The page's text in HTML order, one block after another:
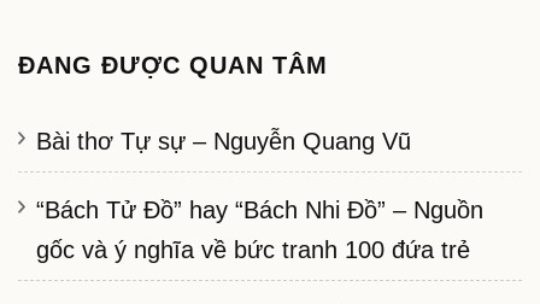
ĐANG ĐƯỢC QUAN TÂM
Bài thơ Tự sự – Nguyễn Quang Vũ
“Bách Tử Đồ” hay “Bách Nhi Đồ” – Nguồn
gốc và ý nghĩa về bức tranh 100 đứa trẻ